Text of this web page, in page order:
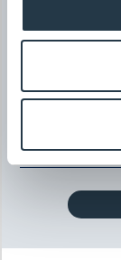
08:00
June
BTS Group -